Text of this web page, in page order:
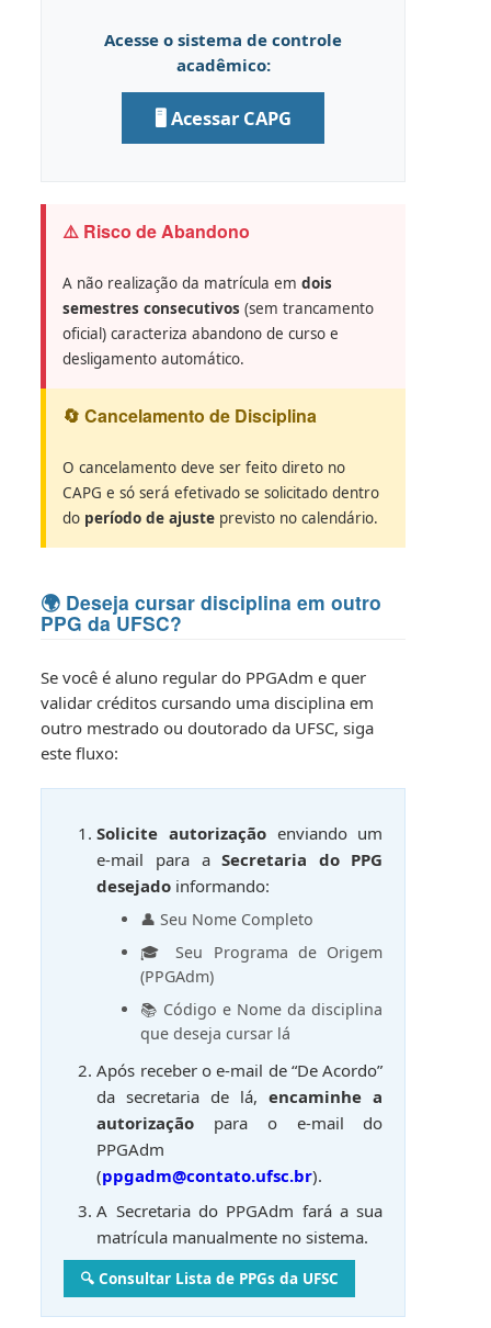
Acesse o sistema de controle
acadêmico:
🖥️ Acessar CAPG
⚠️ Risco de Abandono
A não realização da matrícula emdois
semestres consecutivos (sem trancamento
oficial) caracteriza abandono de curso e
desligamento automático.
🔄 Cancelamento de Disciplina
O cancelamento deve ser feito direto no
CAPG e só será efetivado se solicitado dentro
do período de ajuste previsto no calendário.
🌍 Deseja cursar disciplina em outro
PPG da UFSC?
Se você é aluno regular do PPGAdm e quer
validar créditos cursando uma disciplina em
outro mestrado ou doutorado da UFSC, siga
este fluxo:
Solicite autorização enviando um
e-mail para aSecretaria do PPG
desejado informando:
👤 Seu Nome Completo
🎓 Seu Programa de Origem
(PPGAdm)
📚 Código e Nome da disciplina
que deseja cursar lá
Após receber o e-mail de “De Acordo”
da secretaria de lá,encaminhe a
autorização para o e-mail do
PPGAdm
(ppgadm@contato.ufsc.br).
A Secretaria do PPGAdm fará a sua
matrícula manualmente no sistema.
🔍 Consultar Lista de PPGs da UFSC